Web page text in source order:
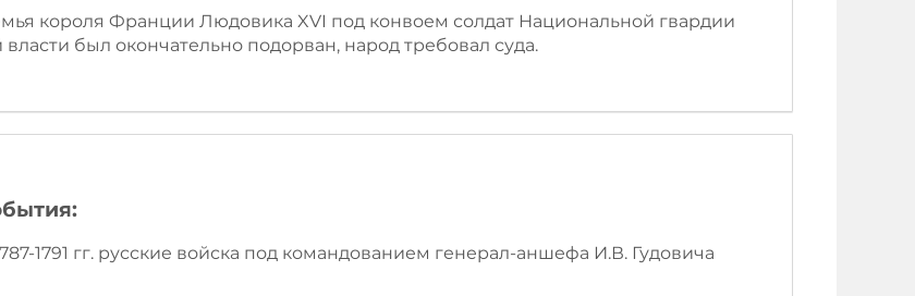
короля Франции Людовика XVI под конвоем солдат Национальной гвардии
был окончательно подорван, народ требовал суда.
1791 гг. русские войска под командованием генерал-аншефа И.В. Гудовича